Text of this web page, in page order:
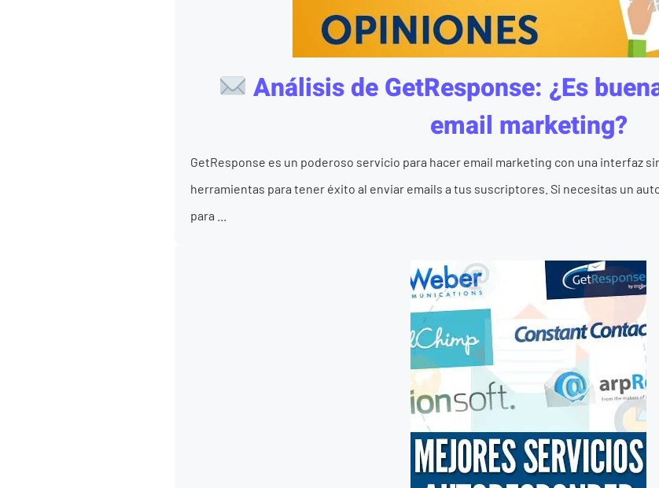
Análisis de GetResponse: ¿Es
email marketing?
GetResponse es un poderoso servicio para hacer email marketing con una interfaz
herramientas para tener éxito al enviar emails a tus suscriptores. Si necesitas un
para ...